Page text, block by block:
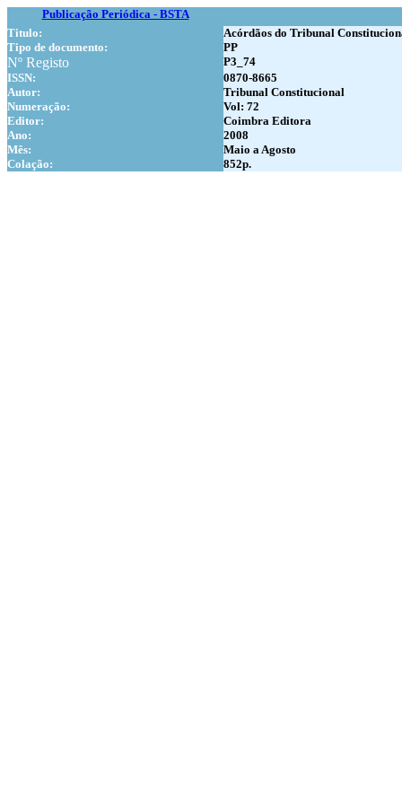
Publicação Periódica - BSTA
Titulo:
Acórdãos do Tribunal
Tipo de documento:
PP
Nº Registo
P3_74
ISSN:
0870-8665
Autor:
Tribunal Constitucional
Numeração:
Vol: 72
Editor:
Coimbra Editora
Ano:
2008
Mês:
Maio a Agosto
Colação:
852p.